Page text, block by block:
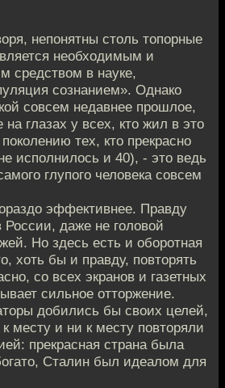
непонятны столь топорные
необходимым и
средством в науке,
сознанием». Однако
совсем недавнее прошлое,
на глазах у всех, кто жил в это
тех, кто прекрасно
исполнилось и 40), - это ведь
глупого человека совсем
эффективнее. Правду
России, даже не головой
Но здесь есть и оборотная
хоть бы и правду, повторять
со всех экранов и газетных
сильное отторжение.
добились бы своих целей,
месту и ни к месту повторяли
прекрасная страна была
Сталин был идеалом для